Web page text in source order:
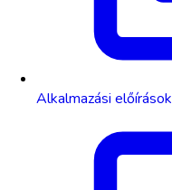
Alkalmazási előírások